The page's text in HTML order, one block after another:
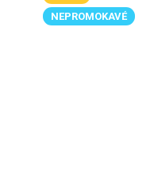
NEPROMOKAVÉ